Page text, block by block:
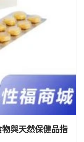
與天然保健品指